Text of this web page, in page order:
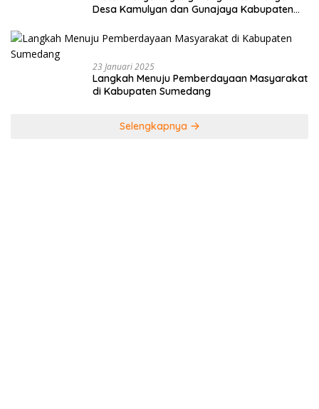
Desa Kamulyan dan Gunajaya Kabupaten
23 Januari 2025
Langkah Menuju Pemberdayaan Masyarakat
di Kabupaten Sumedang
Selengkapnya